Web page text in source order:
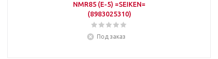
NMR85 (Е-5) =SEIKEN=
(8983025310)
Под заказ